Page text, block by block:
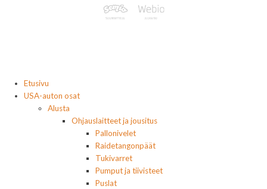
Etusivu
USA-auton osat
Alusta
Ohjauslaitteet ja jousitus
Pallonivelet
Raidetangonpäät
Tukivarret
Pumput ja tiivisteet
Puslat